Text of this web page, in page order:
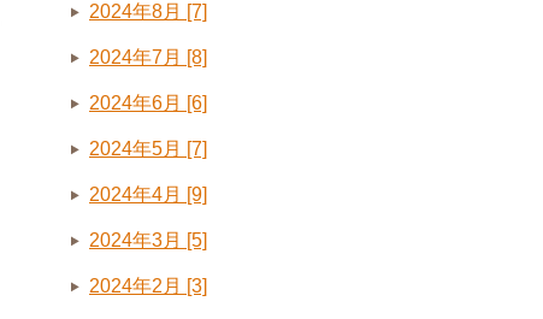
2024年8月 [7]
2024年7月 [8]
2024年6月 [6]
2024年5月 [7]
2024年4月 [9]
2024年3月 [5]
2024年2月 [3]